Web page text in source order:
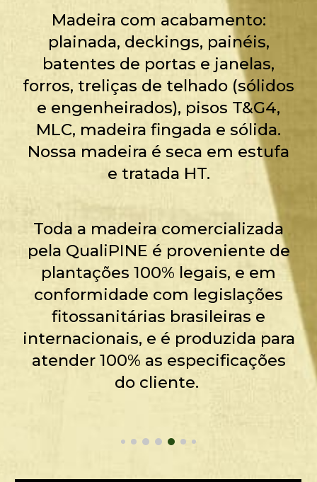
Madeira com acabamento:
plainada, deckings, painéis,
batentes de portas e janelas,
forros, treliças de telhado (sólidos
e engenheirados), pisos T&G4,
MLC, madeira fingada e sólida.
Nossa madeira é seca em estufa
e tratada HT.
Toda a madeira comercializada
pela QualiPINE é proveniente de
plantações 100% legais, e em
conformidade com legislações
fitossanitárias brasileiras e
internacionais, e é produzida para
atender 100% as especificações
do cliente.